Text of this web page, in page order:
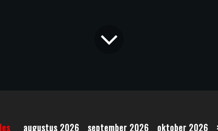
augustus 2026 september 2026 oktober 2026